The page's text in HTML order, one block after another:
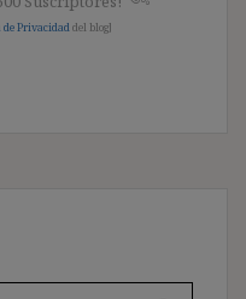
de Privacidaddel blog]